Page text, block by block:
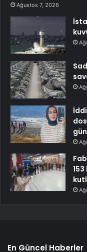
Ağustos 7, 2026
En Güncel Haberler